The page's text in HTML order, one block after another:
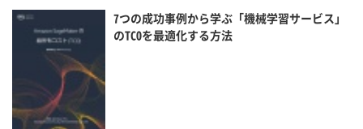
7つの成功事例から学ぶ「機械学習サービス」
のTCOを最適化する方法